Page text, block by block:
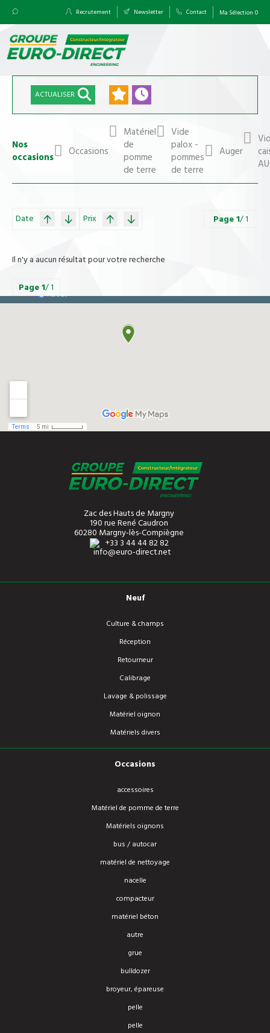
Recrutement Newsletter Contact Ma Sélection 0
ACTUALISER
Nos
occasions
Occasions
Matériel
de
pomme
de terre
Vide
palox -
pommes
de terre
Auger
Date Prix Page1/ 1
Il n'y a aucun résultat pour votre recherche
Page1/ 1
Zac des Hauts de Margny
190 rue René Caudron
60280 Margny-lès-Compiègne
+33 3 44 44 82 82
info@euro-direct.net
Neuf
Culture & champs
Réception
Retourneur
Calibrage
Lavage & polissage
Matériel oignon
Matériels divers
Occasions
accessoires
Matériel de pomme de terre
Matériels oignons
bus / autocar
matériel de nettoyage
nacelle
compacteur
matériel béton
autre
grue
bulldozer
broyeur, épareuse
pelle
pelle